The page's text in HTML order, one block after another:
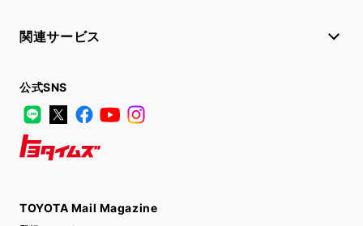
関連サービス
公式SNS
LINE
X FacebookYouTube
TOYOTA Mail Magazine